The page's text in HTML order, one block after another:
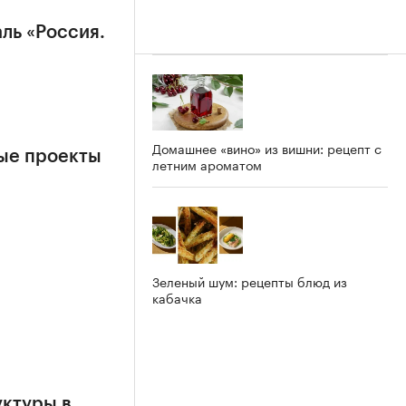
«Россия.
проекты
Домашнее «вино» из вишни: рецепт с
летним ароматом
Зеленый шум: рецепты блюд из
кабачка